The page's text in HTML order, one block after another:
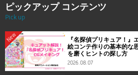
ピックアップ コンテンツ
Pick up
New
『名探偵プリキュア！
絵コンテ作りの基本的な
を磨くヒントの探し方
2026.08.07